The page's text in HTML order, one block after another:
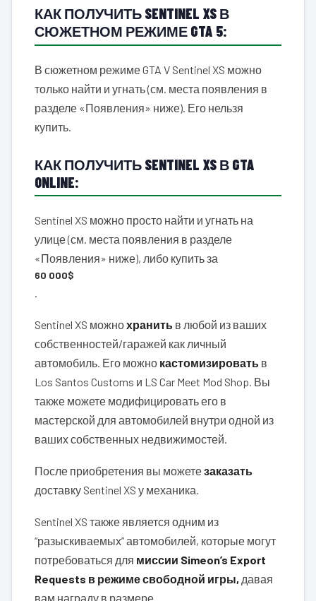
КАК ПОЛУЧИТЬ SENTINEL XS В
СЮЖЕТНОМ РЕЖИМЕ GTA 5:
В сюжетном режиме GTA V Sentinel XS можно
только найти и угнать (см. места появления в
разделе «Появления» ниже). Его нельзя
купить.
КАК ПОЛУЧИТЬ SENTINEL XS В GTA
ONLINE:
Sentinel XS можно просто найти и угнать на
улице (см. места появления в разделе
«Появления» ниже), либо купить за
60 000$
.
Sentinel XS можнохранить в любой из ваших
собственностей/гаражей как личный
автомобиль. Его можно кастомизировать в
Los Santos Customs и LS Car Meet Mod Shop. Вы
также можете модифицировать его в
мастерской для автомобилей внутри одной из
ваших собственных недвижимостей.
После приобретения вы можетезаказать
доставку Sentinel XS у механика.
Sentinel XS также является одним из
“разыскиваемых” автомобилей, которые могут
потребоваться для миссии Simeon’s Export
Requests в режиме свободной игры, давая
вам награду в размере